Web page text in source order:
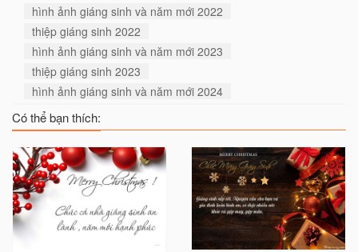
hình ảnh giáng sinh và năm mới 2022
thiệp giáng sinh 2022
hình ảnh giáng sinh và năm mới 2023
thiệp giáng sinh 2023
hình ảnh giáng sinh và năm mới 2024
Có thể bạn thích: